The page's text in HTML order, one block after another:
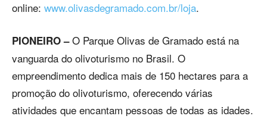
online: www.olivasdegramado.com.br/loja.
PIONEIRO –O Parque Olivas de Gramado está na
vanguarda do olivoturismo no Brasil. O
empreendimento dedica mais de 150 hectares para a
promoção do olivoturismo, oferecendo várias
atividades que encantam pessoas de todas as idades.